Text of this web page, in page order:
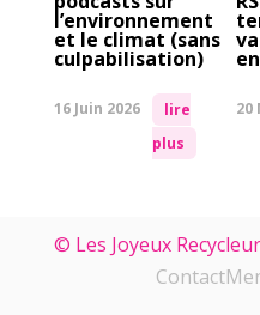
l’environnement
et le climat (sans
culpabilisation)
16 Juin 2026
lire
plus
20
© Les Joyeux
Contact